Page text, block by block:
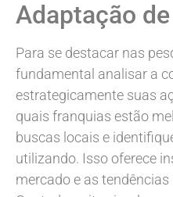
Adaptação
Para se destacar nas
fundamental analisar a
estrategicamente suas
quais franquias estão
buscas locais e
utilizando. Isso oferece
mercado e as